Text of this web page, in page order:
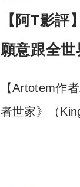
【阿T影
願意跟全
【Artotem作
者世家》（